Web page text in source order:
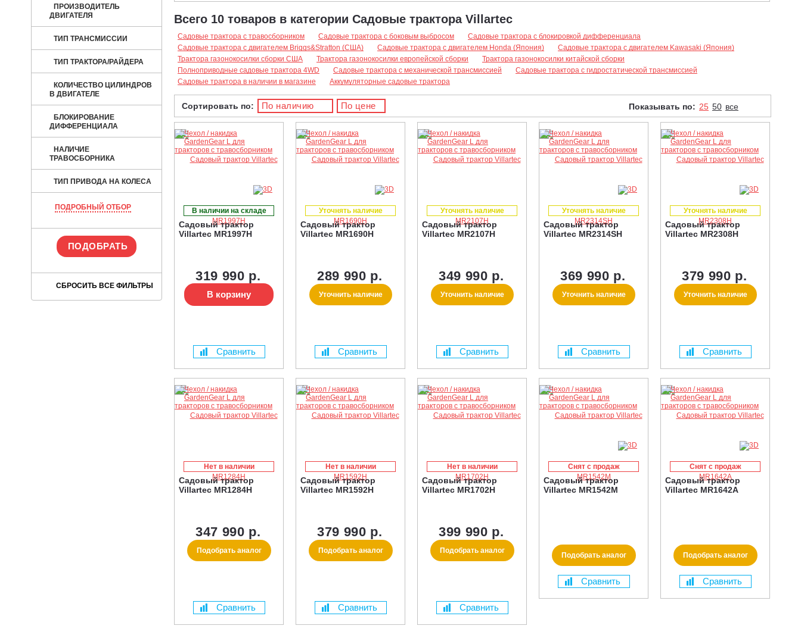
ПРОИЗВОДИТЕЛЬ
ДВИГАТЕЛЯ
ТИП ТРАНСМИССИИ
ТИП ТРАКТОРА/РАЙДЕРА
КОЛИЧЕСТВО ЦИЛИНДРОВ
В ДВИГАТЕЛЕ
БЛОКИРОВАНИЕ
ДИФФЕРЕНЦИАЛА
НАЛИЧИЕ
ТРАВОСБОРНИКА
ТИП ПРИВОДА НА КОЛЕСА
ПОДРОБНЫЙ ОТБОР
Всего 10 товаров в категории Садовые трактора Villartec
Садовые трактора с травосборником Садовые трактора с боковым выбросом
Садовые трактора с блокировкой дифференциала
Садовые трактора с двигателем Briggs&Stratton (США)
Садовые трактора с двигателем Honda (Япония)
Садовые трактора с двигателем Kawasaki (Япония)
Трактора газонокосилки сборки США
Трактора газонокосилки европейской сборки
Трактора газонокосилки китайской сборки
Полноприводные садовые трактора 4WD
Садовые трактора с механической трансмиссией
Садовые трактора с гидростатической трансмиссией
Садовые трактора в наличии в магазине
Аккумуляторные садовые трактора
Сортировать по: По наличию По цене Показывать по: 25 50 все
В наличии на складе
Садовый трактор
Villartec MR1997H
319 990 р.
В корзину
Сравнить
Уточнять наличие
Садовый трактор
Villartec MR1690H
289 990 р.
Уточнить наличие
Сравнить
Уточнять наличие
Садовый трактор
Villartec MR2107H
349 990 р.
Уточнить наличие
Сравнить
Уточнять наличие
Садовый трактор
Villartec MR2314SH
369 990 р.
Уточнить наличие
Сравнить
Уточнять наличие
Садовый трактор
Villartec MR2308H
379 990 р.
Уточнить наличие
Сравнить
Нет в наличии
Садовый трактор
Villartec MR1284H
347 990 р.
Подобрать аналог
Сравнить
Нет в наличии
Садовый трактор
Villartec MR1592H
379 990 р.
Подобрать аналог
Сравнить
Нет в наличии
Садовый трактор
Villartec MR1702H
399 990 р.
Подобрать аналог
Сравнить
Снят с продаж
Садовый трактор
Villartec MR1542M
Подобрать аналог
Сравнить
Снят с продаж
Садовый трактор
Villartec MR1642А
Подобрать аналог
Сравнить